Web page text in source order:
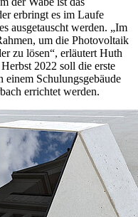
erbringt es im Laufe
ausgetauscht werden. „Im
um die Photovoltaik
zu lösen“, erläutert Huth
2022 soll die erste
einem Schulungsgebäude
er­richtet werden.